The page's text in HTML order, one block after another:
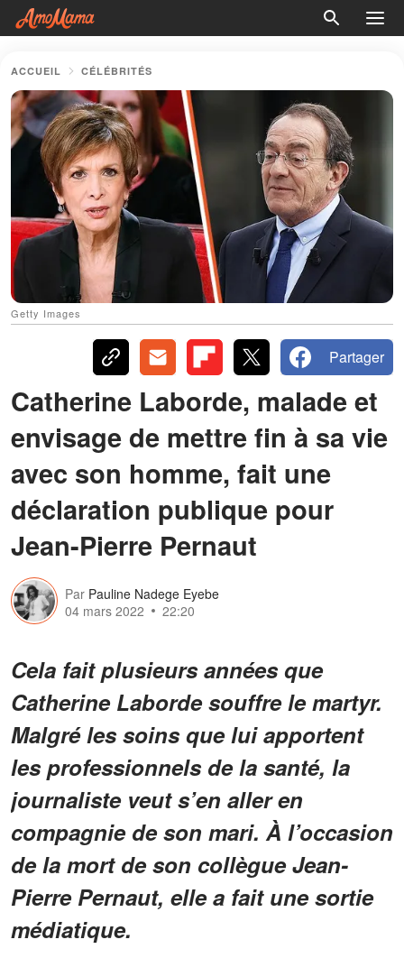
ACCUEIL CÉLÉBRITÉS
Getty Images
Partager
Catherine Laborde, malade et
envisage de mettre fin à sa vie
avec son homme, fait une
déclaration publique pour
Jean-Pierre Pernaut
Par Pauline Nadege Eyebe
04 mars 2022
22:20
Cela fait plusieurs années que
Catherine Laborde souffre le martyr.
Malgré les soins que lui apportent
les professionnels de la santé, la
journaliste veut s’en aller en
compagnie de son mari. À l’occasion
de la mort de son collègue Jean-
Pierre Pernaut, elle a fait une sortie
médiatique.